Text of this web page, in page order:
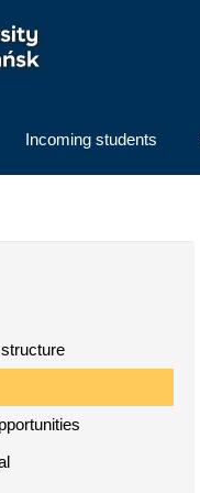
Incoming students